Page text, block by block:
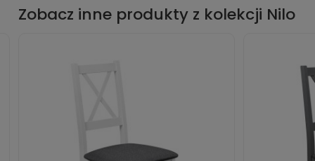
Zobacz inne produkty z kolekcji Nilo